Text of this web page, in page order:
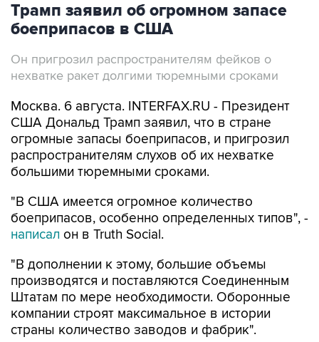
Трамп заявил об огромном запасе
боеприпасов в США
Он пригрозил распространителям фейков о
нехватке ракет долгими тюремными сроками
Москва. 6 августа. INTERFAX.RU - Президент
США Дональд Трамп заявил, что в стране
огромные запасы боеприпасов, и пригрозил
распространителям слухов об их нехватке
большими тюремными сроками.
"В США имеется огромное количество
боеприпасов, особенно определенных типов", -
написал он в Truth Social.
"В дополнении к этому, большие объемы
производятся и поставляются Соединенным
Штатам по мере необходимости. Оборонные
компании строят максимальное в истории
страны количество заводов и фабрик".